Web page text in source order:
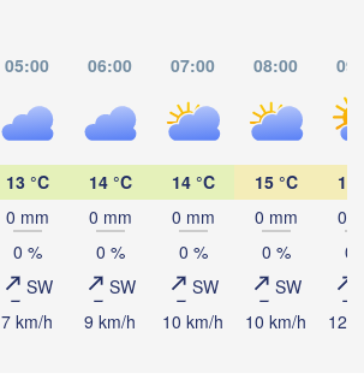
05:00 06:00 07:00 08:00
13 °C
0 mm
0 %
SW
7 km/h
14 °C
0 mm
0 %
SW
9 km/h
14 °C
0 mm
0 %
SW
10 km/h
15 °C
0 mm
0 %
SW
10 km/h
16
0
0
12
Владимир
(Vladimir)
Москва
(Moscow)
Рязань
(Ryazan)
(Tula)